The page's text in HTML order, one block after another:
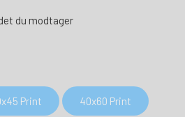
du modtager
Print 40x60 Print